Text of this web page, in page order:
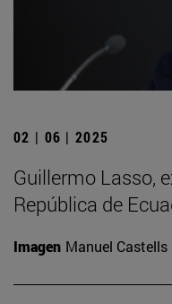
02 | 06 | 2025
Guillermo Lasso,
República de
Imagen Manuel Castells